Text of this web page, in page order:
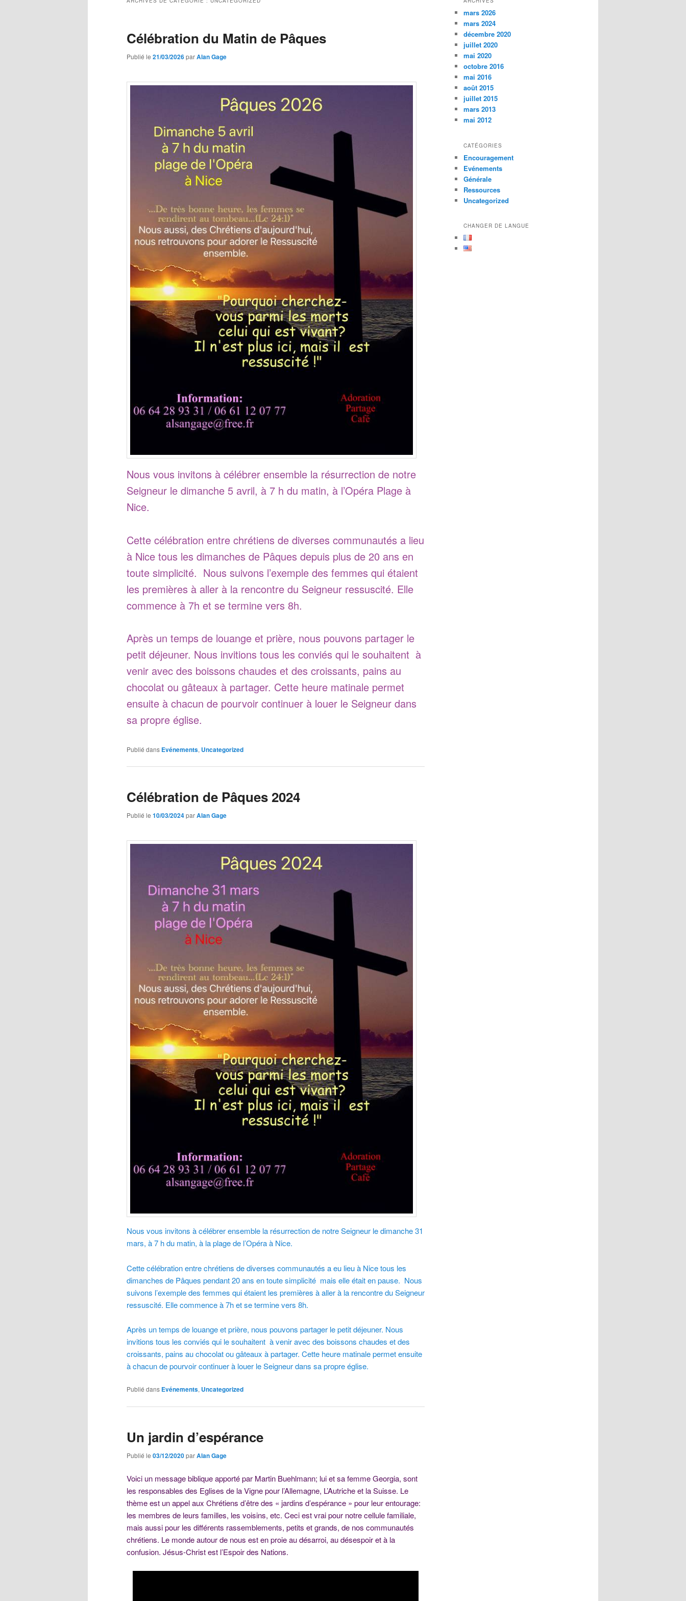
Célébration du Matin de Pâques
Publié le 21/03/2026parAlan Gage
Nous vous invitons à célébrer ensemble la résurrection de notre
Seigneur le dimanche 5 avril, à 7 h du matin, à l’Opéra Plage à
Nice.
Cette célébration entre chrétiens de diverses communautés a lieu
à Nice tous les dimanches de Pâques depuis plus de 20 ans en
toute simplicité. Nous suivons l’exemple des femmes qui étaient
les premières à aller à la rencontre du Seigneur ressuscité. Elle
commence à 7h et se termine vers 8h.
Après un temps de louange et prière, nous pouvons partager le
petit déjeuner. Nous invitions tous les conviés qui le souhaitent à
venir avec des boissons chaudes et des croissants, pains au
chocolat ou gâteaux à partager. Cette heure matinale permet
ensuite à chacun de pourvoir continuer à louer le Seigneur dans
sa propre église.
Publié dans Evénements, Uncategorized
Célébration de Pâques 2024
Publié le 10/03/2024parAlan Gage
Nous vous invitons à célébrer ensemble la résurrection de notre Seigneur le dimanche 31
mars, à 7 h du matin, à la plage de l’Opéra à Nice.
Cette célébration entre chrétiens de diverses communautés a eu lieu à Nice tous les
dimanches de Pâques pendant 20 ans en toute simplicité mais elle était en pause. Nous
suivons l’exemple des femmes qui étaient les premières à aller à la rencontre du Seigneur
ressuscité. Elle commence à 7h et se termine vers 8h.
Après un temps de louange et prière, nous pouvons partager le petit déjeuner. Nous
invitions tous les conviés qui le souhaitent à venir avec des boissons chaudes et des
croissants, pains au chocolat ou gâteaux à partager. Cette heure matinale permet ensuite
à chacun de pourvoir continuer à louer le Seigneur dans sa propre église.
Publié dans Evénements, Uncategorized
Un jardin d’espérance
Publié le 03/12/2020parAlan Gage
Voici un message biblique apporté par Martin Buehlmann; lui et sa femme Georgia, sont
les responsables des Eglises de la Vigne pour l’Allemagne, L’Autriche et la Suisse. Le
thème est un appel aux Chrétiens d’être des « jardins d’espérance » pour leur entourage:
les membres de leurs familles, les voisins, etc. Ceci est vrai pour notre cellule familiale,
mais aussi pour les différents rassemblements, petits et grands, de nos communautés
chrétiens. Le monde autour de nous est en proie au désarroi, au désespoir et à la
confusion. Jésus-Christ est l’Espoir des Nations.
mars 2026
mars 2024
décembre 2020
juillet 2020
mai 2020
octobre 2016
mai 2016
août 2015
juillet 2015
mars 2013
mai 2012
CATÉGORIES
Encouragement
Evénements
Générale
Ressources
Uncategorized
CHANGER DE LANGUE